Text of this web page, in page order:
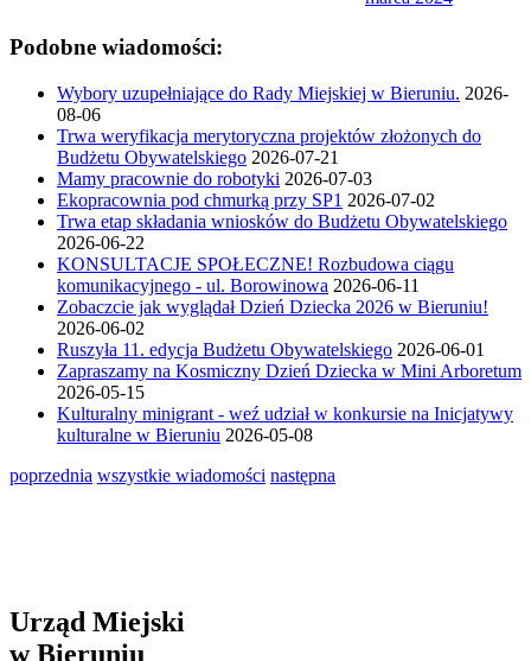
Podobne wiadomości:
Wybory uzupełniające do Rady Miejskiej w Bieruniu. 2026-
08-06
Trwa weryfikacja merytoryczna projektów złożonych do
Budżetu Obywatelskiego 2026-07-21
Mamy pracownie do robotyki 2026-07-03
Ekopracownia pod chmurką przy SP1 2026-07-02
Trwa etap składania wniosków do Budżetu Obywatelskiego
2026-06-22
KONSULTACJE SPOŁECZNE! Rozbudowa ciągu
komunikacyjnego - ul. Borowinowa 2026-06-11
Zobaczcie jak wyglądał Dzień Dziecka 2026 w Bieruniu!
2026-06-02
Ruszyła 11. edycja Budżetu Obywatelskiego 2026-06-01
Zapraszamy na Kosmiczny Dzień Dziecka w Mini Arboretum
2026-05-15
Kulturalny minigrant - weź udział w konkursie na Inicjatywy
kulturalne w Bieruniu 2026-05-08
poprzednia wszystkie wiadomości następna
Urząd Miejski
w Bieruniu